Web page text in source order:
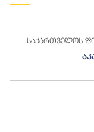
სამინისტროს